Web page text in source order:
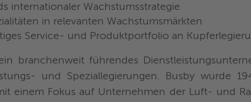
internationaler Wachstumsstrategie
in relevanten Wachstumsmärkten
Service- und Produktportfolio an
branchenweit führendes
und Speziallegierungen. Busby wurde
einem Fokus auf Unternehmen der Luft- und